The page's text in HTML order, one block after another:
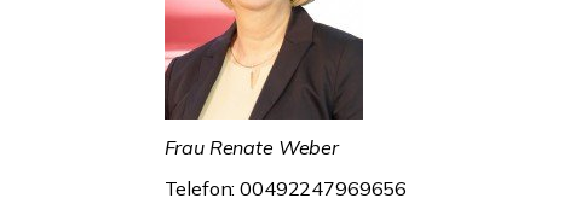
Frau Renate Weber
Telefon: 00492247969656